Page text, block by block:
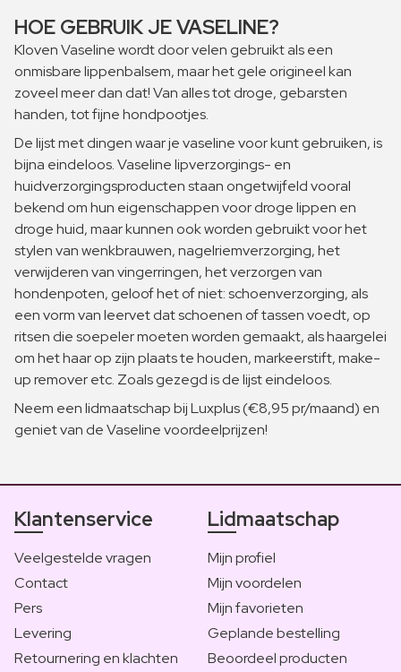
HOE GEBRUIK JE VASELINE?
Kloven Vaseline wordt door velen gebruikt als een
onmisbare lippenbalsem, maar het gele origineel kan
zoveel meer dan dat! Van alles tot droge, gebarsten
handen, tot fijne hondpootjes.
De lijst met dingen waar je vaseline voor kunt gebruiken, is
bijna eindeloos. Vaseline lipverzorgings- en
huidverzorgingsproducten staan ​​ongetwijfeld vooral
bekend om hun eigenschappen voor droge lippen en
droge huid, maar kunnen ook worden gebruikt voor het
stylen van wenkbrauwen, nagelriemverzorging, het
verwijderen van vingerringen, het verzorgen van
hondenpoten, geloof het of niet: schoenverzorging, als
een vorm van leervet dat schoenen of tassen voedt, op
ritsen die soepeler moeten worden gemaakt, als haargelei
om het haar op zijn plaats te houden, markeerstift, make-
up remover etc. Zoals gezegd is de lijst eindeloos.
Neem een lidmaatschap bij Luxplus (€8,95 pr/maand) en
geniet van de Vaseline voordeelprijzen!
Klantenservice
Veelgestelde vragen
Contact
Pers
Levering
Retournering en klachten
Lidmaatschap
Mijn profiel
Mijn voordelen
Mijn favorieten
Geplande bestelling
Beoordeel producten